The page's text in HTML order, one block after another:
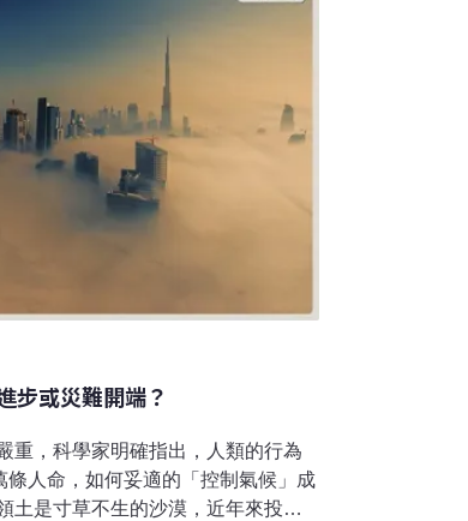
鎮達沃斯（Davos）舉行年會，會
化和其他社會領域
步或災難開端？
重，科學家明確指出，人類的行為
人命，如何妥適的「控制氣候」成
土是寸草不生的沙漠，近年來投入